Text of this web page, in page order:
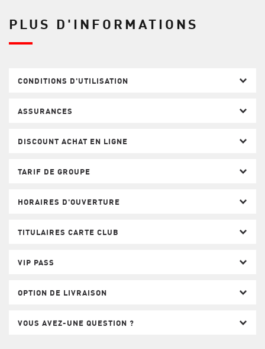
PLUS D'INFORMATIONS
CONDITIONS D'UTILISATION
ASSURANCES
DISCOUNT ACHAT EN LIGNE
TARIF DE GROUPE
HORAIRES D'OUVERTURE
TITULAIRES CARTE CLUB
VIP PASS
OPTION DE LIVRAISON
VOUS AVEZ-UNE QUESTION ?